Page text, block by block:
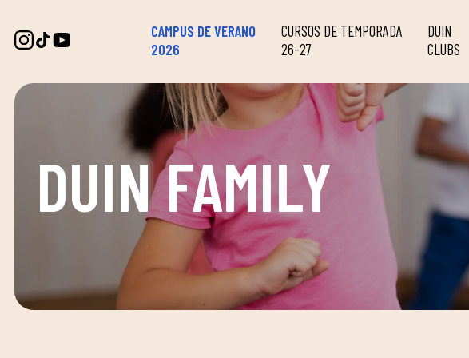
CAMPUS DE VERANO
2026
CURSOS DE TEMPORADA
26-27
DUIN
CLUBS
DUIN FAMILY